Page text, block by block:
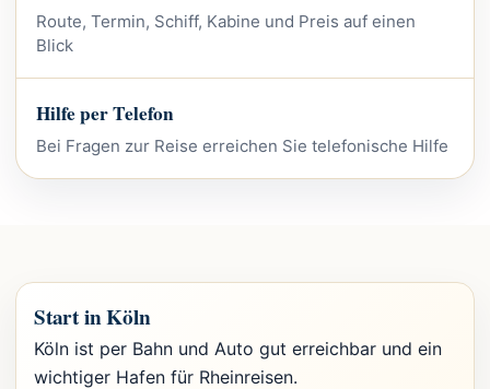
Route, Termin, Schiff, Kabine und Preis auf einen
Blick
Hilfe per Telefon
Bei Fragen zur Reise erreichen Sie telefonische Hilfe
Start in Köln
Köln ist per Bahn und Auto gut erreichbar und ein
wichtiger Hafen für Rheinreisen.